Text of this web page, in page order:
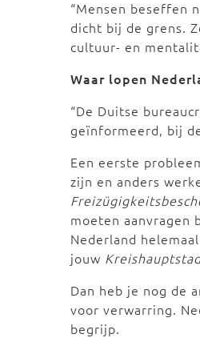
“Mensen beseffen
dicht bij de grens.
cultuur- en
Waar lopen
“De Duitse
geïnformeerd, bij
Een eerste
zijn en anders
moeten aanvragen
Nederland
jouw
Dan heb je nog de
voor verwarring.
begrijp.